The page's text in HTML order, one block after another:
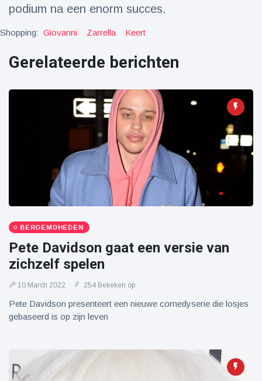
Laatste nieuws
Draakachtig
zeedier
Adembenemende
beelden:
acrobaat toont
spectaculaire
stunts
31 Bekeken
op
Een van de
grootste
radiotelescopen
in
podium na een enorm succes.
Shopping: Giovanni Zarrella Keert
Gerelateerde berichten
BEROEMDHEDEN
Pete Davidson gaat een versie van
zichzelf spelen
10 March 2022 254 Bekeken op
Pete Davidson presenteert een nieuwe comedyserie die losjes
gebaseerd is op zijn leven